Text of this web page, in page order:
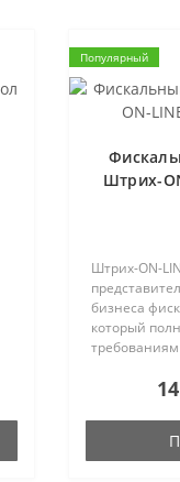
Популярный
Штрих-
Штрих-ON-
бизнеса
который
достойно
функциями: